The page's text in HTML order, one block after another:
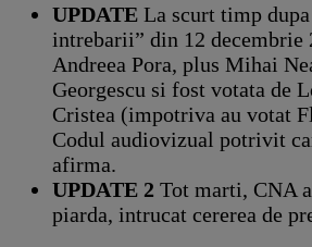
UPDATE La scurt timp
intrebarii” din 12 decembrie
Andreea Pora, plus Mihai
Georgescu si fost votata de
Cristea (impotriva au votat
Codul audiovizual potrivit
afirma.
UPDATE 2 Tot marti, CNA
piarda, intrucat cererea de